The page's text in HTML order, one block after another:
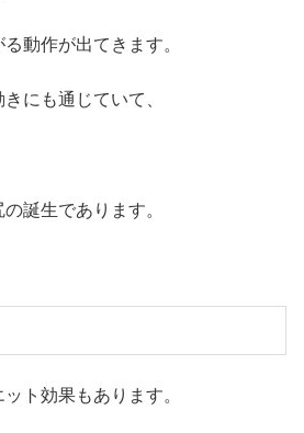
動作が出てきます。
にも通じていて、
誕生であります。
ト効果もあります。